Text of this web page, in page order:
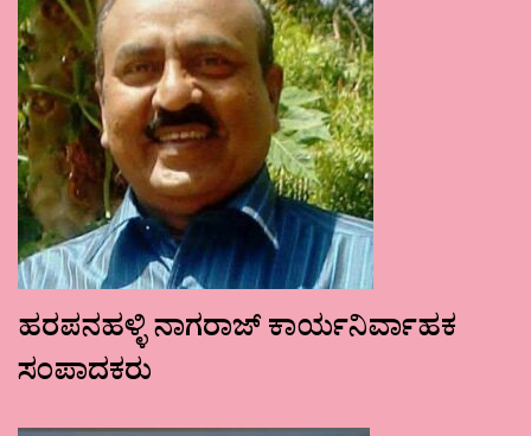
ಹರಪನಹಳ್ಳಿ ನಾಗರಾಜ್ ಕಾರ್ಯನಿರ್ವಾಹಕ
ಸಂಪಾದಕರು